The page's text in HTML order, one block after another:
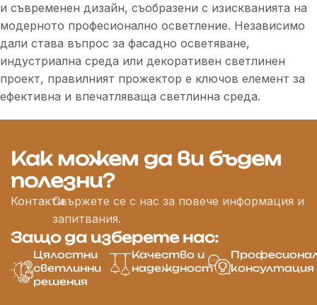
и съвременен дизайн, съобразени с изискванията на
модерното професионално осветление. Независимо
дали става въпрос за фасадно осветяване,
индустриална среда или декоративен светлинен
проект, правилният прожектор е ключов елемент за
ефективна и впечатляваща светлинна среда.
Как можем да ви бъдем
полезни?
КонтактиСвържете се с нас за повече информация и
запитвания.
Защо да изберете нас:
Цялостни
светлинни
решения
Качество и
надеждност
консултация